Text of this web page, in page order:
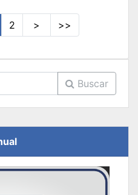
2 > >>
Buscar